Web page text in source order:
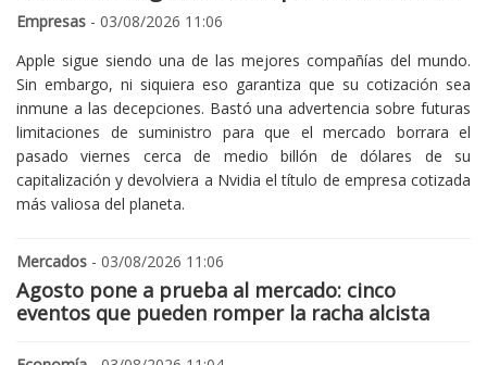
Empresas - 03/08/2026 11:06
Apple sigue siendo una de las mejores compañías del mundo.
Sin embargo, ni siquiera eso garantiza que su cotización sea
inmune a las decepciones. Bastó una advertencia sobre futuras
limitaciones de suministro para que el mercado borrara el
pasado viernes cerca de medio billón de dólares de su
capitalización y devolviera a Nvidia el título de empresa cotizada
más valiosa del planeta.
Mercados - 03/08/2026 11:06
Agosto pone a prueba al mercado: cinco
eventos que pueden romper la racha alcista